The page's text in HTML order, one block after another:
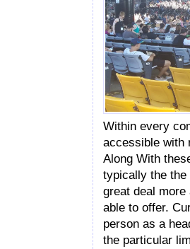
Within every
accessible with
Along With
typically the the
great deal
able to offer.
person as a
the particular